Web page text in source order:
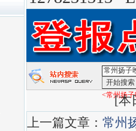
<常州扬
[本
上一篇文章： 常州